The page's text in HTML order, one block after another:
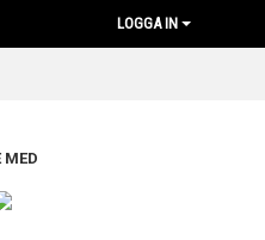
LOGGA IN
MED